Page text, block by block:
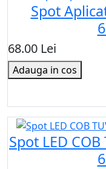
Spot
68.00 Lei
Adauga in cos
Spot LED COB